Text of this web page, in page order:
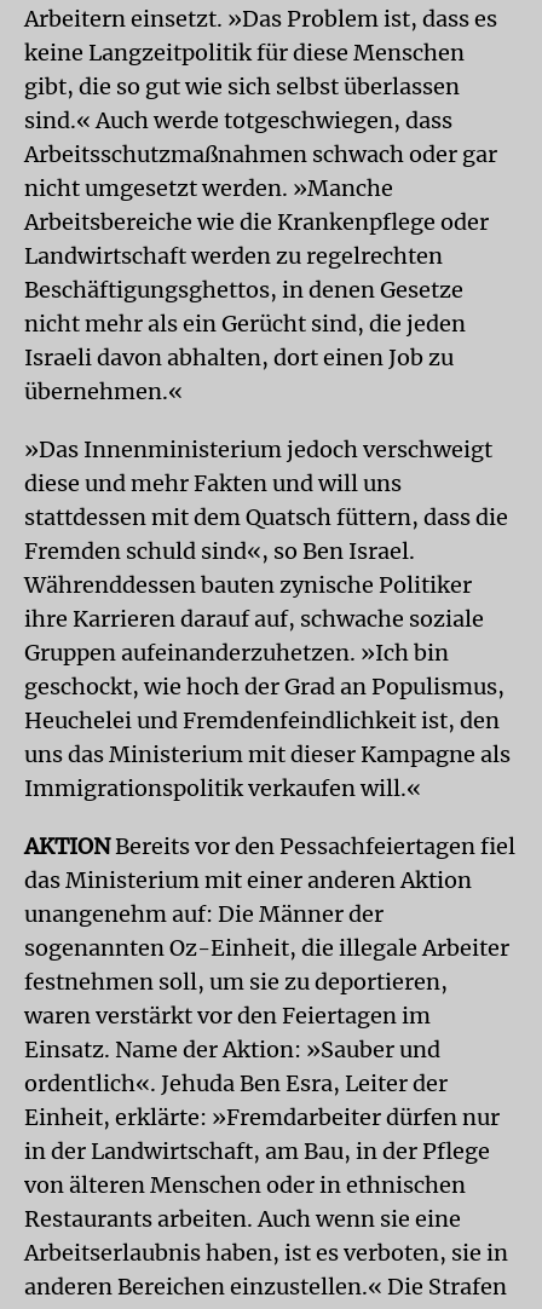
Arbeitern einsetzt. »Das Problem ist, dass es
keine Langzeitpolitik für diese Menschen
gibt, die so gut wie sich selbst überlassen
sind.« Auch werde totgeschwiegen, dass
Arbeitsschutzmaßnahmen schwach oder gar
nicht umgesetzt werden. »Manche
Arbeitsbereiche wie die Krankenpflege oder
Landwirtschaft werden zu regelrechten
Beschäftigungsghettos, in denen Gesetze
nicht mehr als ein Gerücht sind, die jeden
Israeli davon abhalten, dort einen Job zu
übernehmen.«
»Das Innenministerium jedoch verschweigt
diese und mehr Fakten und will uns
stattdessen mit dem Quatsch füttern, dass die
Fremden schuld sind«, so Ben Israel.
Währenddessen bauten zynische Politiker
ihre Karrieren darauf auf, schwache soziale
Gruppen aufeinanderzuhetzen. »Ich bin
geschockt, wie hoch der Grad an Populismus,
Heuchelei und Fremdenfeindlichkeit ist, den
uns das Ministerium mit dieser Kampagne als
Immigrationspolitik verkaufen will.«
AKTIONBereits vor den Pessachfeiertagen fiel
das Ministerium mit einer anderen Aktion
unangenehm auf: Die Männer der
sogenannten Oz-Einheit, die illegale Arbeiter
festnehmen soll, um sie zu deportieren,
waren verstärkt vor den Feiertagen im
Einsatz. Name der Aktion: »Sauber und
ordentlich«. Jehuda Ben Esra, Leiter der
Einheit, erklärte: »Fremdarbeiter dürfen nur
in der Landwirtschaft, am Bau, in der Pflege
von älteren Menschen oder in ethnischen
Restaurants arbeiten. Auch wenn sie eine
Arbeitserlaubnis haben, ist es verboten, sie in
anderen Bereichen einzustellen.« Die Strafen